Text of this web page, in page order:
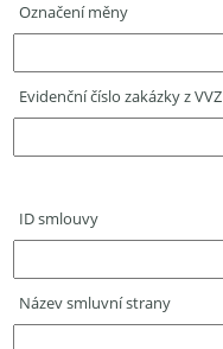
Označení měny
Evidenční číslo zakázky z VVZ
ID smlouvy
Název smluvní strany